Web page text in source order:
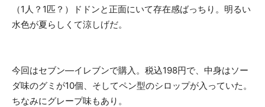
（1人？1匹？）ドドンと正面にいて存在感ばっちり。明るい
水色が夏らしくて涼しげだ。
今回はセブン―イレブンで購入。税込198円で、中身はソー
ダ味のグミが10個、そしてペン型のシロップが入っていた。
ちなみにグレープ味もあり。